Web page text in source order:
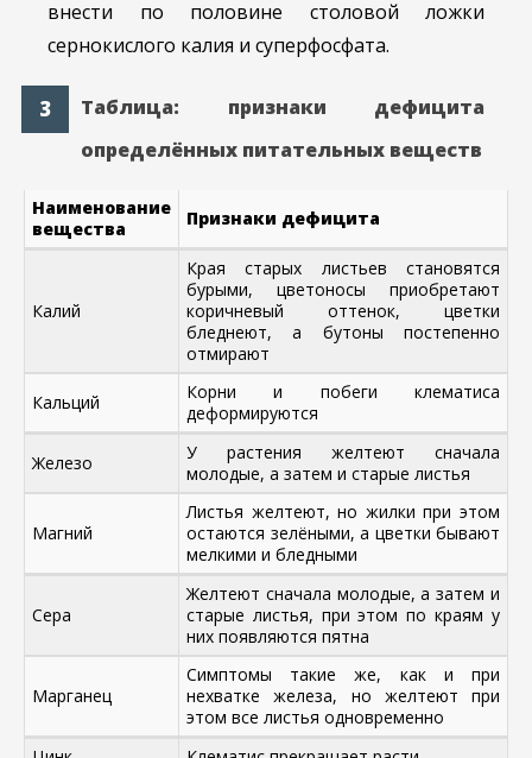
внести по половине столовой ложки
сернокислого калия и суперфосфата.
Таблица: признаки дефицита
определённых питательных веществ
Наименование
вещества
Признаки дефицита
Калий
Края старых листьев становятся
бурыми, цветоносы приобретают
коричневый оттенок, цветки
бледнеют, а бутоны постепенно
отмирают
Кальций
Корни и побеги клематиса
деформируются
Железо
У растения желтеют сначала
молодые, а затем и старые листья
Магний
Листья желтеют, но жилки при этом
остаются зелёными, а цветки бывают
мелкими и бледными
Сера
Желтеют сначала молодые, а затем и
старые листья, при этом по краям у
них появляются пятна
Марганец
Симптомы такие же, как и при
нехватке железа, но желтеют при
этом все листья одновременно